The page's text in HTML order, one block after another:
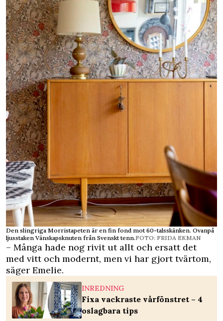
Den slingriga Morristapeten är en fin fond mot 60-talsskänken. Ovanpå
ljusstaken Vänskapsknuten från Svenskt tenn.FOTO: FRIDA EKMAN
– Många hade nog rivit ut allt och ersatt det
med vitt och modernt, men vi har gjort tvärtom,
säger Emelie.
INREDNING
Fixa vackraste vårfönstret – 4
oslagbara tips